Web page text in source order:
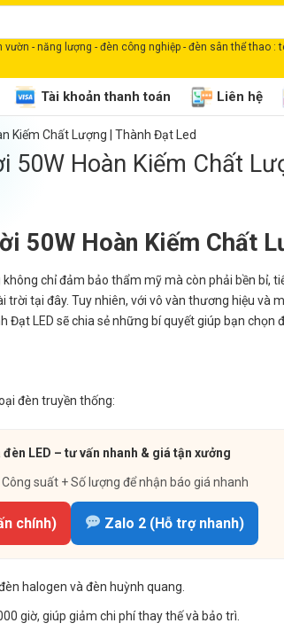
- năng lượng - đèn công nghiệp - đèn sân thể thao :
Tài khoản thanh toán Liên hệ
Kiếm Chất Lượng | Thành Đạt Led
50W Hoàn Kiếm Chất
50W Hoàn Kiếm Chất
chỉ đảm bảo thẩm mỹ mà còn phải bền bỉ,
tại đây. Tuy nhiên, với vô vàn thương hiệu và
LED sẽ chia sẻ những bí quyết giúp bạn chọn
đèn truyền thống:
đèn LED – tư vấn nhanh & giá tận xưởng
Công suất + Số lượng để nhận báo giá nhanh
chính) Zalo 2 (Hỗ trợ nhanh)
halogen và đèn huỳnh quang.
giờ, giúp giảm chi phí thay thế và bảo trì.